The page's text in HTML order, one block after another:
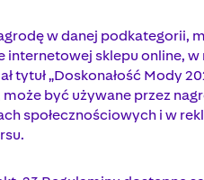
w danej podkategorii,
sklepu online,
„Doskonałość Mody
może być używane przez
społecznościowych i w